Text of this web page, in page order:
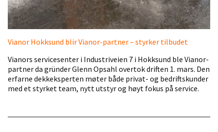
Vianor Hokksund blir Vianor-partner – styrker tilbudet
Vianors servicesenter i Industriveien 7 i Hokksund ble Vianor-
partner da gründer Glenn Opsahl overtok driften 1. mars. Den
erfarne dekkeksperten møter både privat- og bedriftskunder
med et styrket team, nytt utstyr og høyt fokus på service.